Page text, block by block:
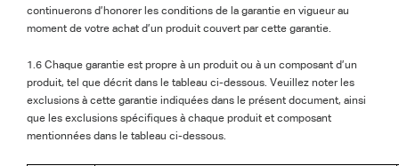
continuerons d’honorer les conditions de la garantie en vigueur au
moment de votre achat d’un produit couvert par cette garantie.
1.6 Chaque garantie est propre à un produit ou à un composant d’un
produit, tel que décrit dans le tableau ci-dessous. Veuillez noter les
exclusions à cette garantie indiquées dans le présent document, ainsi
que les exclusions spécifiques à chaque produit et composant
mentionnées dans le tableau ci-dessous.